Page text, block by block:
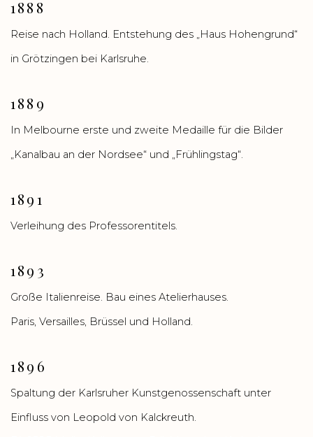
1888
Reise nach Holland. Entstehung des „Haus Hohengrund“
in Grötzingen bei Karlsruhe.
1889
In Melbourne erste und zweite Medaille für die Bilder
„Kanalbau an der Nordsee“ und „Frühlingstag“.
1891
Verleihung des Professorentitels.
1893
Große Italienreise. Bau eines Atelierhauses.
Paris, Versailles, Brüssel und Holland.
1896
Spaltung der Karlsruher Kunstgenossenschaft unter
Einfluss von Leopold von Kalckreuth.